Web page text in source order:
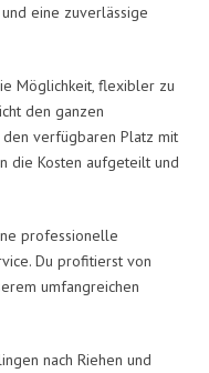
eine zuverlässige
Möglichkeit, flexibler zu
den ganzen
den verfügbaren Platz mit
die Kosten aufgeteilt und
professionelle
Du profitierst von
umfangreichen
nach Riehen und